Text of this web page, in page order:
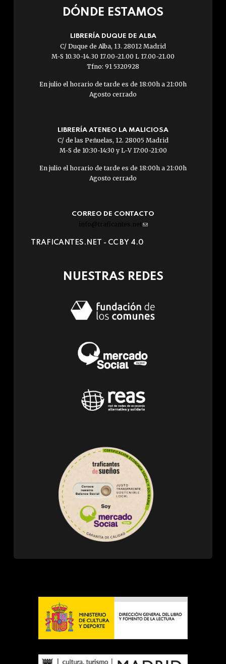
DÓNDE ESTAMOS
LIBRERÍA DUQUE DE ALBA
C/ Duque de Alba, 13. 28012 Madrid
M-S 10.30-14.30 17.00-21.00 L 17.00-21.00
Tfno: 91 5320928
En julio el horario de tarde es de 18:00h a 21:00h
Agosto cerrado
LIBRERÍA ATENEO LA MALICIOSA
C/ de las Peñuelas, 12. 28005 Madrid
M-S de 10:30-14:30 y L-V 17:00-21:00
En julio el horario de tarde es de 18:00h a 21:00h
Agosto cerrado
CORREO DE CONTACTO
info@traficantes.net (link
e-
TRAFICANTES.NET - CC BY 4.0
NUESTRAS REDES